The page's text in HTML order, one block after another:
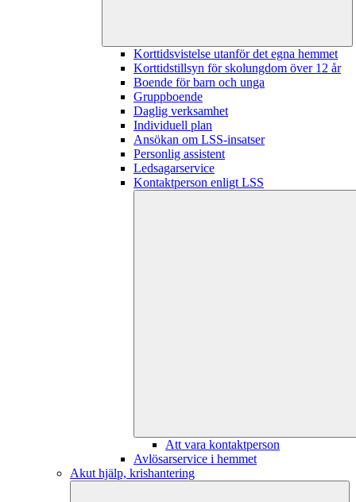
Korttidsvistelse utanför det egna hemmet
Korttidstillsyn för skolungdom över 12 år
Boende för barn och unga
Gruppboende
Daglig verksamhet
Individuell plan
Ansökan om LSS-insatser
Personlig assistent
Ledsagarservice
Kontaktperson enligt LSS
Att vara kontaktperson
Avlösarservice i hemmet
Akut hjälp, krishantering